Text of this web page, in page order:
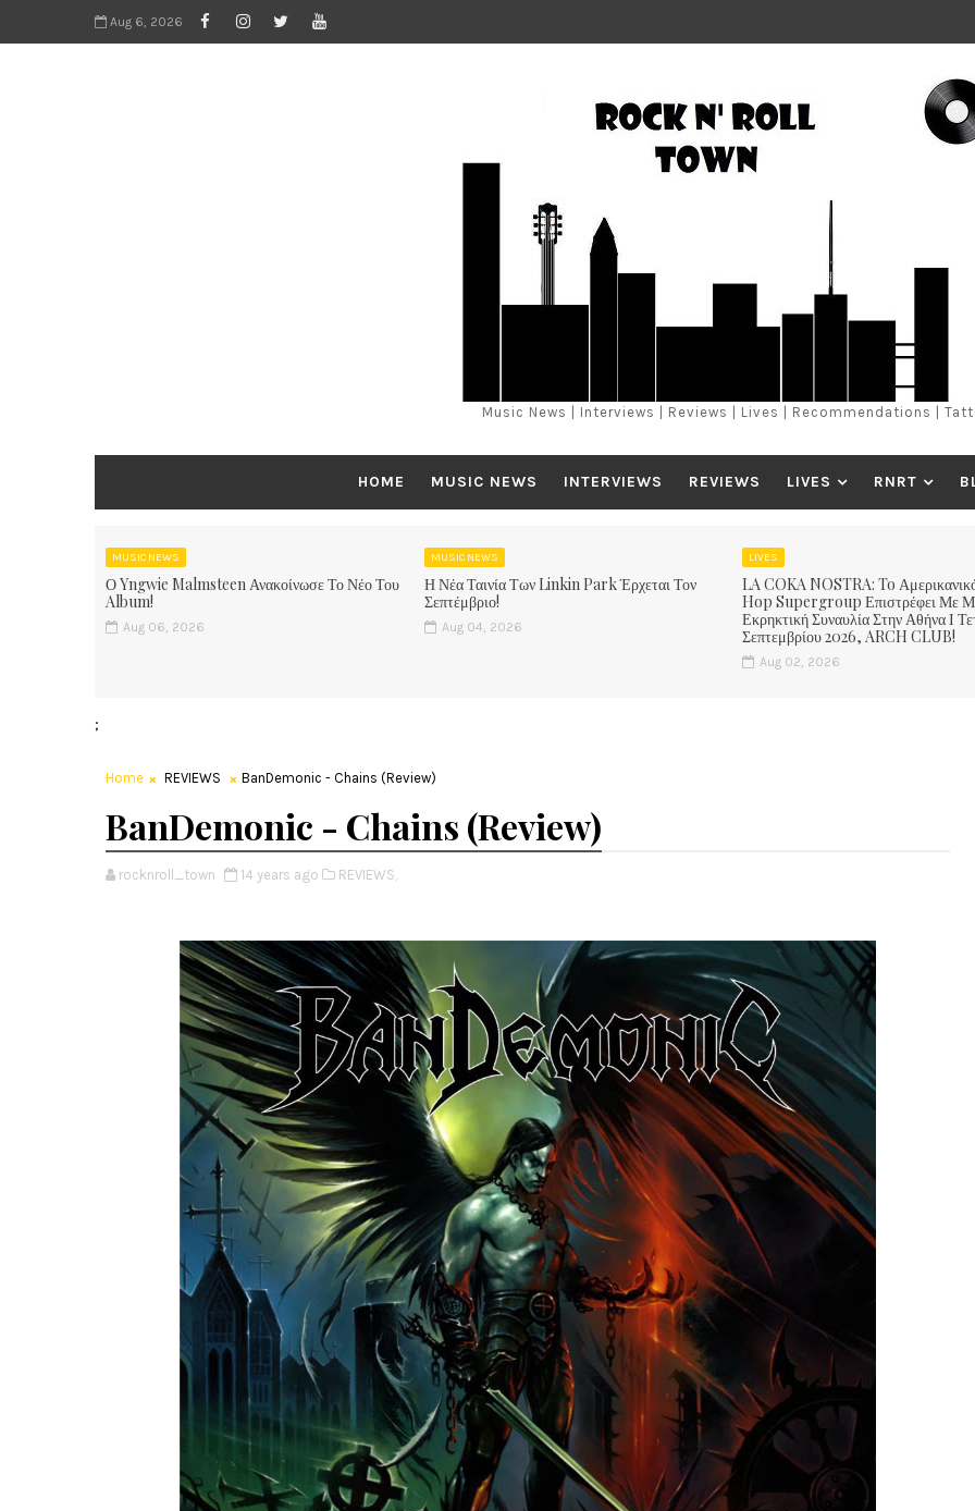
Aug 6, 2026
Music News | Interviews | Reviews | Lives | Recommendations |
HOME MUSIC NEWS INTERVIEWS REVIEWS LIVES RNRT
MUSIC NEWS
Ο Yngwie Malmsteen Ανακοίνωσε Το Νέο Του
Album!
Aug 06, 2026
MUSIC NEWS
Η Νέα Ταινία Των Linkin Park Έρχεται Τον
Σεπτέμβριο!
Aug 04, 2026
LIVES
LA COKA NOSTRA: To
Hop Supergroup Επιστρέφει Με
Εκρηκτική Συναυλία Στην Αθήνα Ι
Σεπτεμβρίου 2026, ARCH CLUB!
Aug 02, 2026
;
Home REVIEWS BanDemonic - Chains (Review)
BanDemonic - Chains (Review)
rocknroll_town 14 years ago REVIEWS,